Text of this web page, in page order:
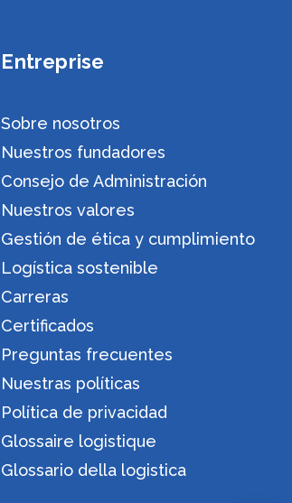
Entreprise
Sobre nosotros
Nuestros fundadores
Consejo de Administración
Nuestros valores
Gestión de ética y cumplimiento
Logística sostenible
Carreras
Certificados
Preguntas frecuentes
Nuestras políticas
Política de privacidad
Glossaire logistique
Glossario della logistica